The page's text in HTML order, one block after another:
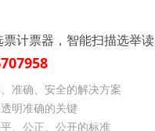
计票器，智能扫描选举
准确、安全的解决方案
明准确的关键
、公正、公开的标准